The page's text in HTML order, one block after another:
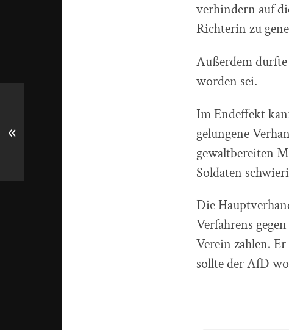
verhindern auf
Richterin zu
Außerdem
worden sei.
Im Endeffekt
gelungene
gewaltbereiten
Soldaten
Die
Verfahrens
Verein zahlen.
sollte der AfD
«